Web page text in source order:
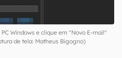
Windows e clique em "Novo E-mail"
de tela: Matheus Bigogno)